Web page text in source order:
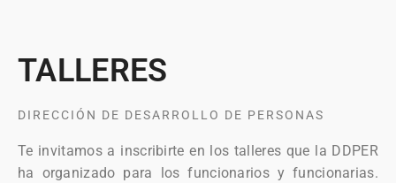
TALLERES
DIRECCIÓN DE DESARROLLO DE PERSONAS
Te invitamos a inscribirte en los talleres que la DDPER
ha organizado para los funcionarios y funcionarias.